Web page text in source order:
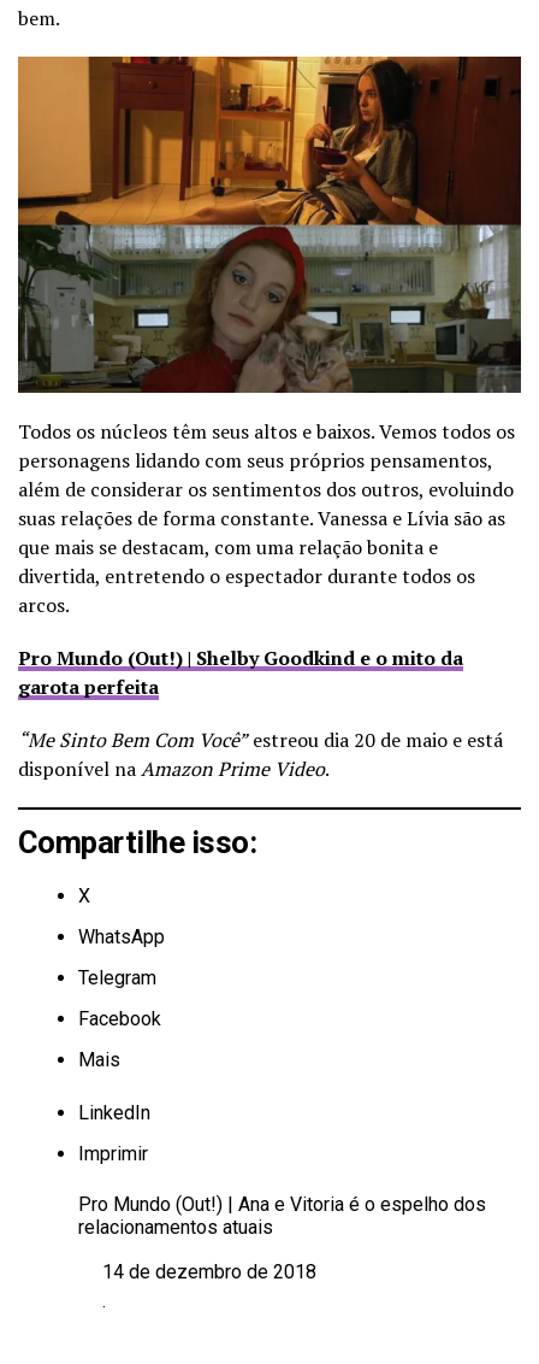
bem.
Todos os núcleos têm seus altos e baixos. Vemos todos os
personagens lidando com seus próprios pensamentos,
além de considerar os sentimentos dos outros, evoluindo
suas relações de forma constante. Vanessa e Lívia são as
que mais se destacam, com uma relação bonita e
divertida, entretendo o espectador durante todos os
arcos.
Pro Mundo (Out!) | Shelby Goodkind e o mito da
garota perfeita
“Me Sinto Bem Com Você”estreou dia 20 de maio e está
disponível naAmazon Prime Video.
Compartilhe isso:
X
WhatsApp
Telegram
Facebook
Mais
LinkedIn
Imprimir
Pro Mundo (Out!) | Ana e Vitoria é o espelho dos
relacionamentos atuais
Data14 de dezembro de 2018
Em relação a
.